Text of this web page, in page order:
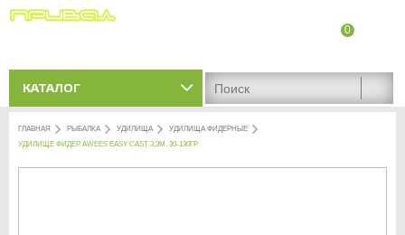
0
КАТАЛОГ
ГЛАВНАЯ РЫБАЛКА УДИЛИЩА
УДИЛИЩА ФИДЕРНЫЕ
УДИЛИЩЕ ФИДЕР. AWEES EASY CAST 3,3М. 30-130ГР.